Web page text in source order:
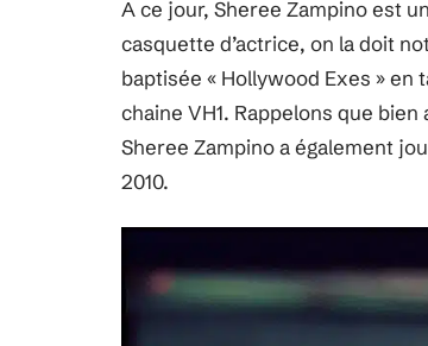
A ce jour, Sheree Zampino est
casquette d’actrice, on la doit
baptisée « Hollywood Exes » en
chaine VH1. Rappelons que
Sheree Zampino a également
2010.